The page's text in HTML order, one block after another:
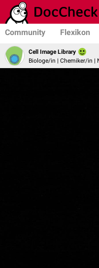
Community Flexikon
Cell Image Library
Biologe/in | Chemiker/in |